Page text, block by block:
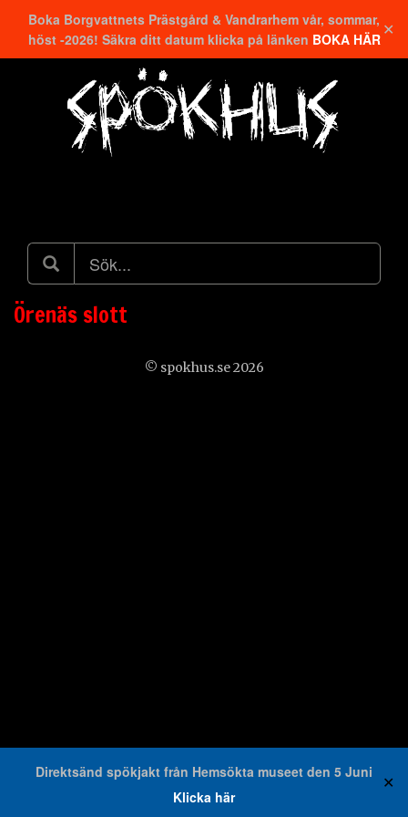
Direktsänd spökjakt från Hemsökta museet den 5 Juni
Klicka här
✕
Boka Borgvattnets Prästgård & Vandrarhem vår, sommar,
höst -2026! Säkra ditt datum klicka på länken BOKA HÄR ✕
Örenäs slott
© spokhus.se 2026